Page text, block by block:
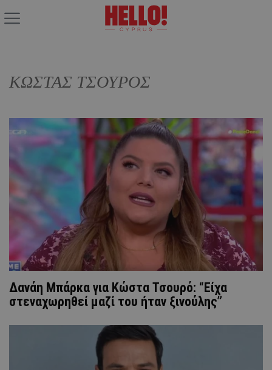
ΚΩΣΤΑΣ ΤΣΟΥΡΟΣ
Δανάη Μπάρκα για Κώστα Τσουρό: “Είχα
στεναχωρηθεί μαζί του ήταν ξινούλης”